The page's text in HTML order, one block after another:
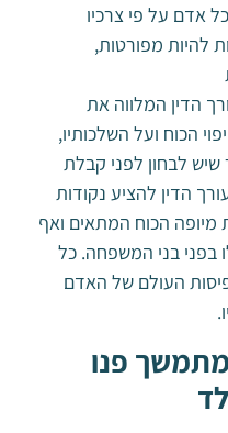
אדם על פי צרכיו
להיות מפורטות,
הדין המלווה את
הכוח ועל השלכותיו,
שיש לבחון לפני קבלת
הדין להציע נקודות
הכוח המתאים ואף
בני המשפחה. כל
העולם של האדם
מתמשך פנו